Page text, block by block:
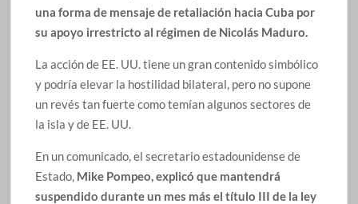
una forma de mensaje de retaliación hacia Cuba por
su apoyo irrestricto al régimen de Nicolás Maduro.
La acción de EE. UU. tiene un gran contenido simbólico
y podría elevar la hostilidad bilateral, pero no supone
un revés tan fuerte como temían algunos sectores de
la isla y de EE. UU.
En un comunicado, el secretario estadounidense de
Estado, Mike Pompeo, explicó que mantendrá
suspendido durante un mes más el título III de la ley